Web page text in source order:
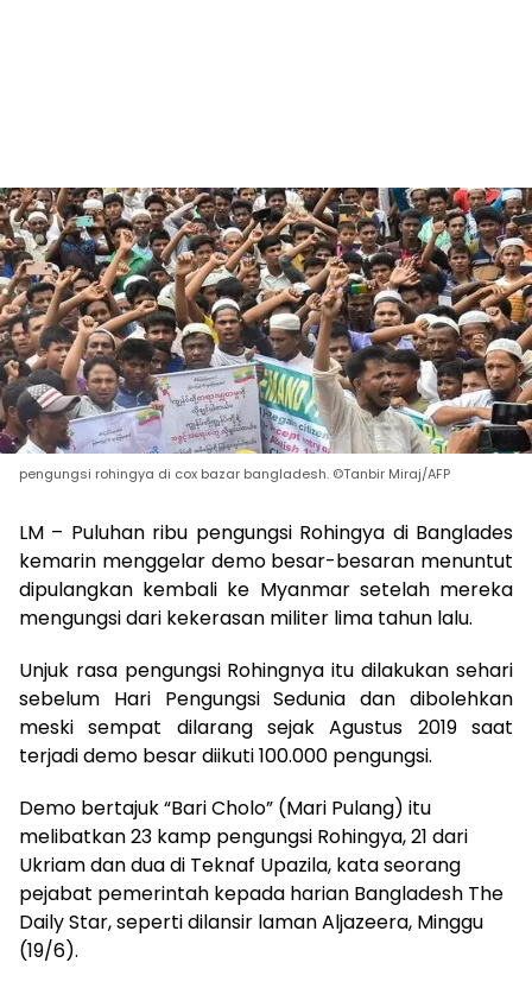
pengungsi rohingya di cox bazar bangladesh. ©Tanbir Miraj/AFP
LM – Puluhan ribu pengungsi Rohingya di Banglades
kemarin menggelar demo besar-besaran menuntut
dipulangkan kembali ke Myanmar setelah mereka
mengungsi dari kekerasan militer lima tahun lalu.
Unjuk rasa pengungsi Rohingnya itu dilakukan sehari
sebelum Hari Pengungsi Sedunia dan dibolehkan
meski sempat dilarang sejak Agustus 2019 saat
terjadi demo besar diikuti 100.000 pengungsi.
Demo bertajuk “Bari Cholo” (Mari Pulang) itu
melibatkan 23 kamp pengungsi Rohingya, 21 dari
Ukriam dan dua di Teknaf Upazila, kata seorang
pejabat pemerintah kepada harian Bangladesh The
Daily Star, seperti dilansir laman Aljazeera, Minggu
(19/6).